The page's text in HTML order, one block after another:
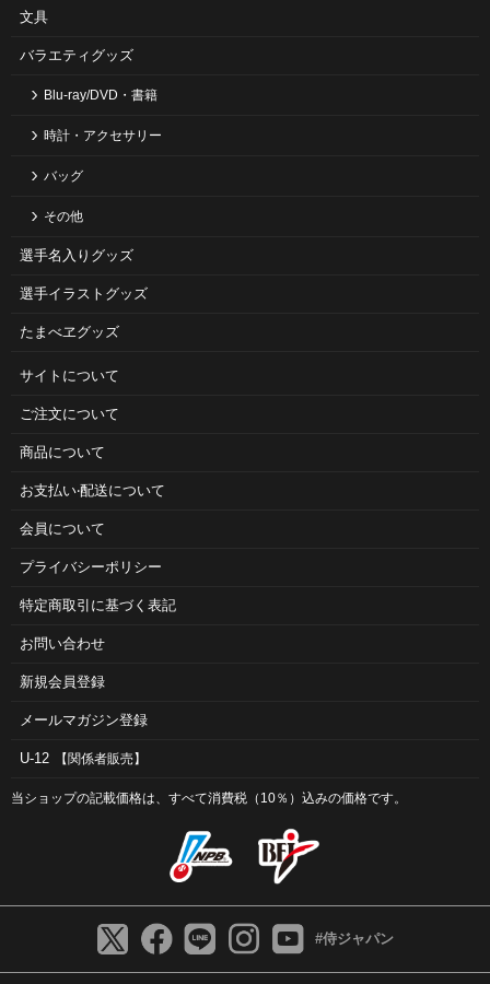
文具
バラエティグッズ
Blu-ray/DVD・書籍
時計・アクセサリー
バッグ
その他
選手名入りグッズ
選手イラストグッズ
たまべヱグッズ
サイトについて
ご注⽂について
商品について
お⽀払い‧配送について
会員について
プライバシーポリシー
特定商取引に基づく表記
お問い合わせ
新規会員登録
メールマガジン登録
U-12 【関係者販売】
当ショップの記載価格は、すべて消費税（10％）込みの価格です。
#侍ジャパン